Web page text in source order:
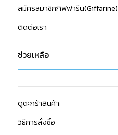
สมัครสมาชิกกิฟฟารีน(Giffarine)
ติดต่อเรา
ช่วยเหลือ
ดูตะกร้าสินค้า
วิธีการสั่งซื้อ